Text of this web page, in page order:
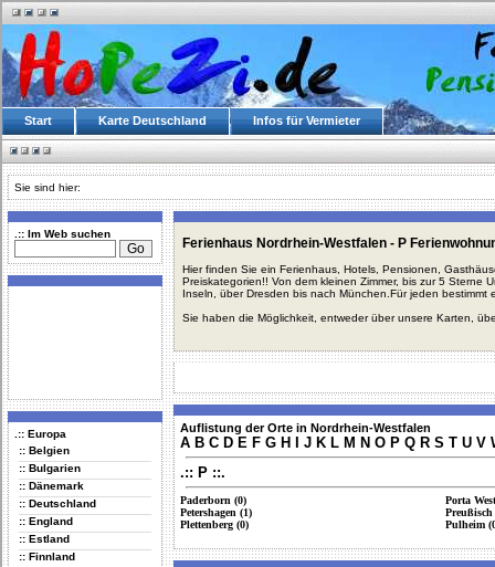
Start Karte Deutschland Infos für Vermieter
Sie sind hier:
.:: Im Web suchen
.:: Europa
:: Belgien
:: Bulgarien
:: Dänemark
:: Deutschland
:: England
:: Estland
:: Finnland
Ferienhaus Nordrhein-Westfalen - P
Hier finden Sie ein Ferienhaus, Hotels, Pensionen,
Preiskategorien!! Von dem kleinen Zimmer, bis zur 5 Sterne
Inseln, über Dresden bis nach München.Für jeden bestimmt
Sie haben die Möglichkeit, entweder über unsere Karten,
Auflistung der Orte in Nordrhein-Westfalen
A B C D E F G H J K L M N O P Q R S T U V
.:: P ::.
Paderborn (0)
Petershagen (1)
Plettenberg (0)
Porta
Pulheim